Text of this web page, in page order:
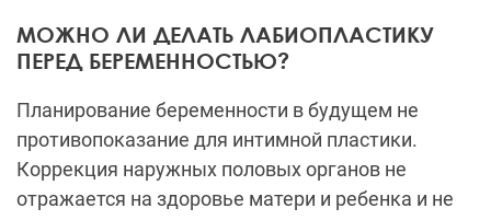
МОЖНО ЛИ ДЕЛАТЬ ЛАБИОПЛАСТИКУ
ПЕРЕД БЕРЕМЕННОСТЬЮ?
Планирование беременности в будущем не
противопоказание для интимной пластики.
Коррекция наружных половых органов не
отражается на здоровье матери и ребенка и не